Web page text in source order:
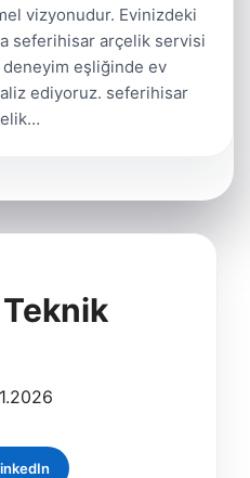
vizyonudur. Evinizdeki
seferihisar arçelik servisi
deneyim eşliğinde ev
ediyoruz. seferihisar